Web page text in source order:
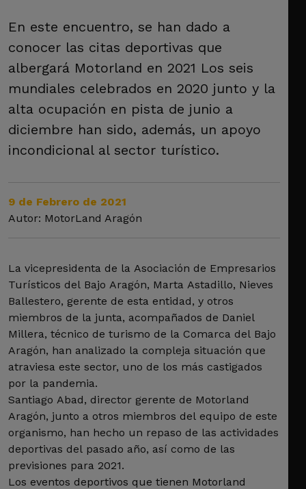
En este encuentro, se han dado a
conocer las citas deportivas que
albergará Motorland en 2021 Los seis
mundiales celebrados en 2020 junto y la
alta ocupación en pista de junio a
diciembre han sido, además, un apoyo
incondicional al sector turístico.
9 de Febrero de 2021
Autor: MotorLand Aragón
La vicepresidenta de la Asociación de Empresarios
Turísticos del Bajo Aragón, Marta Astadillo, Nieves
Ballestero, gerente de esta entidad, y otros
miembros de la junta, acompañados de Daniel
Millera, técnico de turismo de la Comarca del Bajo
Aragón, han analizado la compleja situación que
atraviesa este sector, uno de los más castigados
por la pandemia.
Santiago Abad, director gerente de Motorland
Aragón, junto a otros miembros del equipo de este
organismo, han hecho un repaso de las actividades
deportivas del pasado año, así como de las
previsiones para 2021.
Los eventos deportivos que tienen Motorland